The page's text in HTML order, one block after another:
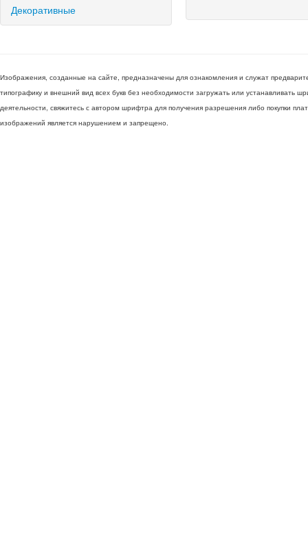
Декоративные
Изображения, созданные на сайте, предназначены для ознакомления и служат
типографику и внешний вид всех букв без необходимости загружать или устанавливать
деятельности, свяжитесь с автором шрифтра для получения разрешения либо покупки
изображений является нарушением и запрещено.